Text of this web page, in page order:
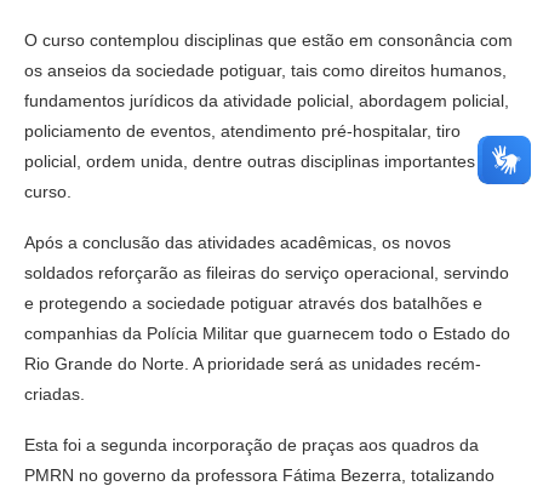
O curso contemplou disciplinas que estão em consonância com
os anseios da sociedade potiguar, tais como direitos humanos,
fundamentos jurídicos da atividade policial, abordagem policial,
policiamento de eventos, atendimento pré-hospitalar, tiro
policial, ordem unida, dentre outras disciplinas importantes do
curso.
Após a conclusão das atividades acadêmicas, os novos
soldados reforçarão as fileiras do serviço operacional, servindo
e protegendo a sociedade potiguar através dos batalhões e
companhias da Polícia Militar que guarnecem todo o Estado do
Rio Grande do Norte. A prioridade será as unidades recém-
criadas.
Esta foi a segunda incorporação de praças aos quadros da
PMRN no governo da professora Fátima Bezerra, totalizando